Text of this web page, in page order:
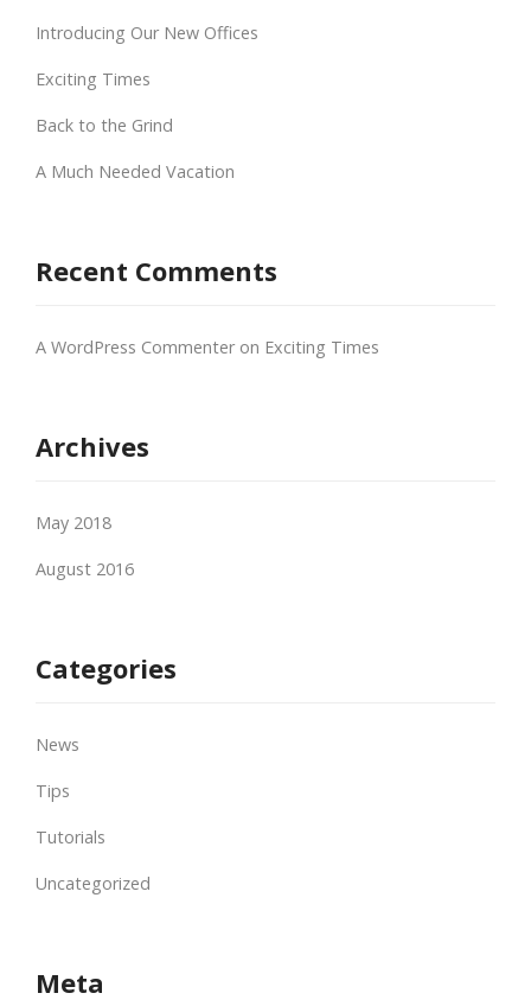
Introducing Our New Offices
Exciting Times
Back to the Grind
A Much Needed Vacation
Recent Comments
A WordPress Commenteron Exciting Times
Archives
May 2018
August 2016
Categories
News
Tips
Tutorials
Uncategorized
Meta